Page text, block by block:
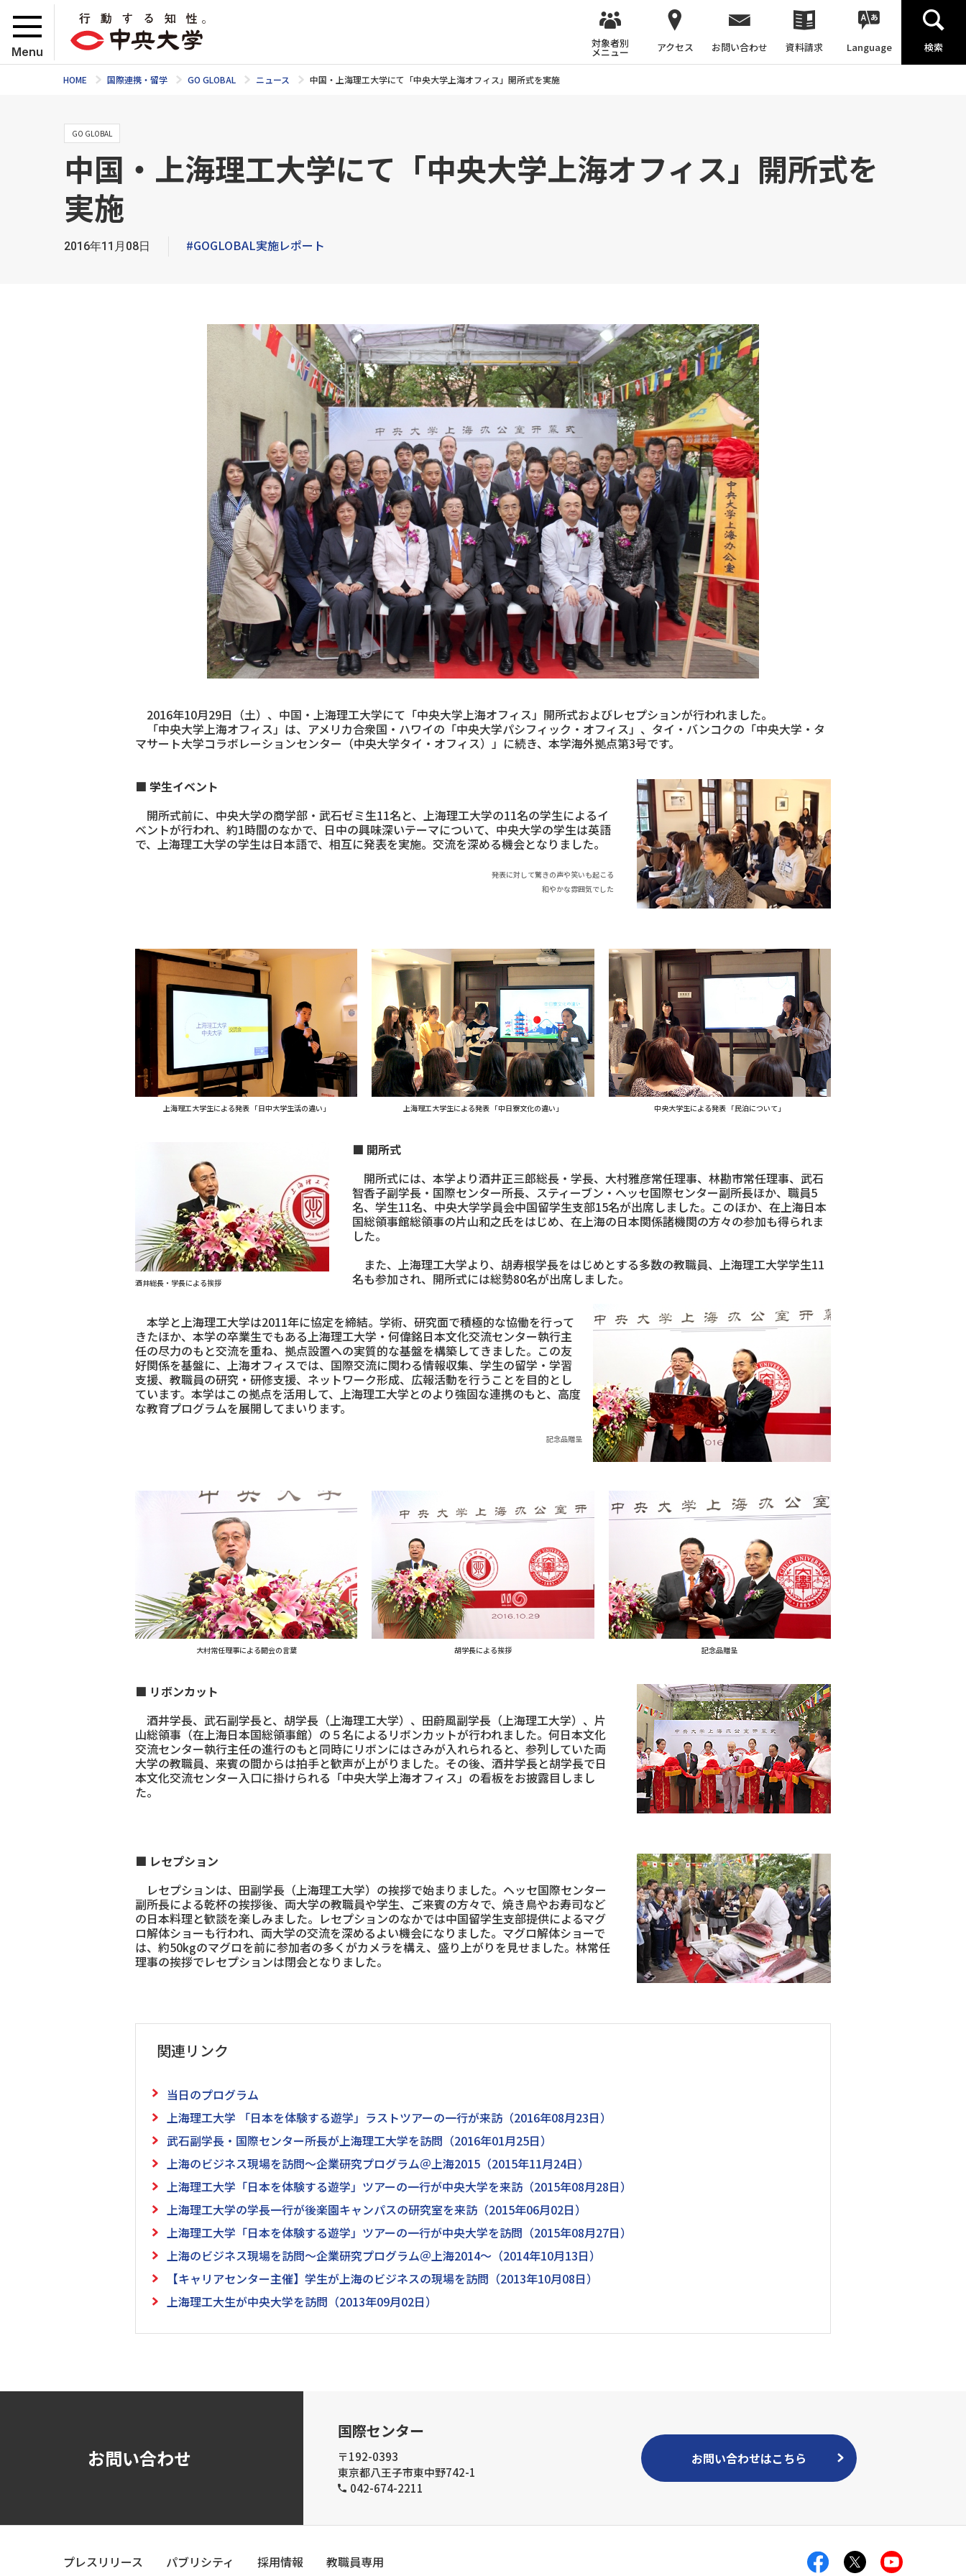
Menu
対象者別
メニュー アクセス お問い合わせ 資料請求 Language 検索
HOME 国際連携・留学 GO GLOBAL ニュース 中国・上海理工大学にて「中央大学上海オフィス」開所式を実施
GO GLOBAL
中国・上海理工大学にて「中央大学上海オフィス」開所式を
実施
2016年11月08日 #GOGLOBAL実施レポート
2016年10月29日（土）、中国・上海理工大学にて「中央大学上海オフィス」開所式およびレセプションが行われました。
「中央大学上海オフィス」は、アメリカ合衆国・ハワイの「中央大学パシフィック・オフィス」、タイ・バンコクの「中央大学・タ
マサート大学コラボレーションセンター（中央大学タイ・オフィス）」に続き、本学海外拠点第3号です。
■ 学生イベント
開所式前に、中央大学の商学部・武石ゼミ生11名と、上海理工大学の11名の学生によるイ
ベントが行われ、約1時間のなかで、日中の興味深いテーマについて、中央大学の学生は英語
で、上海理工大学の学生は日本語で、相互に発表を実施。交流を深める機会となりました。
発表に対して驚きの声や笑いも起こる
和やかな雰囲気でした
上海理工大学生による発表 「日中大学生活の違い」 上海理工大学生による発表 「中日寮文化の違い」 中央大学生による発表 「民泊について」
酒井総長・学長による挨拶
■ 開所式
開所式には、本学より酒井正三郎総長・学長、大村雅彦常任理事、林勘市常任理事、武石
智香子副学長・国際センター所長、スティーブン・ヘッセ国際センター副所長ほか、職員5
名、学生11名、中央大学学員会中国留学生支部15名が出席しました。このほか、在上海日本
国総領事館総領事の片山和之氏をはじめ、在上海の日本関係諸機関の方々の参加も得られま
した。
また、上海理工大学より、胡寿根学長をはじめとする多数の教職員、上海理工大学学生11
名も参加され、開所式には総勢80名が出席しました。
本学と上海理工大学は2011年に協定を締結。学術、研究面で積極的な協働を行って
きたほか、本学の卒業生でもある上海理工大学・何偉銘日本文化交流センター執行主
任の尽力のもと交流を重ね、拠点設置への実質的な基盤を構築してきました。この友
好関係を基盤に、上海オフィスでは、国際交流に関わる情報収集、学生の留学・学習
支援、教職員の研究・研修支援、ネットワーク形成、広報活動を行うことを目的とし
ています。本学はこの拠点を活用して、上海理工大学とのより強固な連携のもと、高度
な教育プログラムを展開してまいります。
記念品贈呈
大村常任理事による開会の言葉 胡学長による挨拶 記念品贈呈
■ リボンカット
酒井学長、武石副学長と、胡学長（上海理工大学）、田蔚風副学長（上海理工大学）、片
山総領事（在上海日本国総領事館）の５名によるリボンカットが行われました。何日本文化
交流センター執行主任の進行のもと同時にリボンにはさみが入れられると、参列していた両
大学の教職員、来賓の間からは拍手と歓声が上がりました。その後、酒井学長と胡学長で日
本文化交流センター入口に掛けられる「中央大学上海オフィス」の看板をお披露目しまし
た。
■ レセプション
レセプションは、田副学長（上海理工大学）の挨拶で始まりました。ヘッセ国際センター
副所長による乾杯の挨拶後、両大学の教職員や学生、ご来賓の方々で、焼き鳥やお寿司など
の日本料理と歓談を楽しみました。レセプションのなかでは中国留学生支部提供によるマグ
ロ解体ショーも行われ、両大学の交流を深めるよい機会になりました。マグロ解体ショーで
は、約50kgのマグロを前に参加者の多くがカメラを構え、盛り上がりを見せました。林常任
理事の挨拶でレセプションは閉会となりました。
関連リンク
当日のプログラム
上海理工大学 「日本を体験する遊学」ラストツアーの一行が来訪（2016年08月23日）
武石副学長・国際センター所長が上海理工大学を訪問（2016年01月25日）
上海のビジネス現場を訪問～企業研究プログラム＠上海2015（2015年11月24日）
上海理工大学「日本を体験する遊学」ツアーの一行が中央大学を来訪（2015年08月28日）
上海理工大学の学長一行が後楽園キャンパスの研究室を来訪（2015年06月02日）
上海理工大学「日本を体験する遊学」ツアーの一行が中央大学を訪問（2015年08月27日）
上海のビジネス現場を訪問～企業研究プログラム＠上海2014～（2014年10月13日）
【キャリアセンター主催】学生が上海のビジネスの現場を訪問（2013年10月08日）
上海理工大生が中央大学を訪問（2013年09月02日）
お問い合わせ
国際センター
〒192-0393
東京都八王子市東中野742-1
042-674-2211
お問い合わせはこちら
プレスリリース パブリシティ 採用情報 教職員専用